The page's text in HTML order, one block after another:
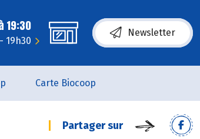
19:30
19h30
Newsletter
Carte Biocoop
Partager sur